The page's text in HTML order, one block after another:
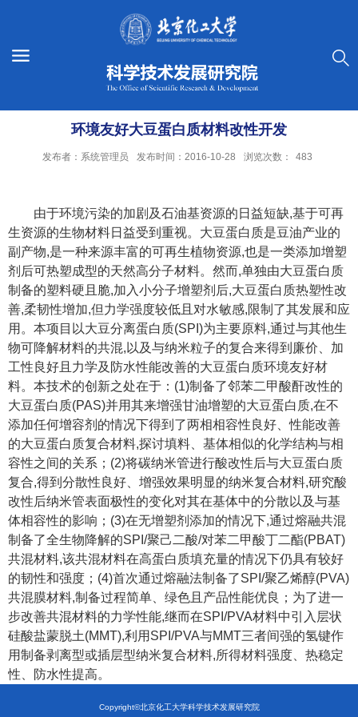
环境友好大豆蛋白质材料改性开发
发布者：系统管理员 发布时间：2016-10-28 浏览次数： 483
由于环境污染的加剧及石油基资源的日益短缺,基于可再
生资源的生物材料日益受到重视。大豆蛋白质是豆油产业的
副产物,是一种来源丰富的可再生植物资源,也是一类添加增塑
剂后可热塑成型的天然高分子材料。然而,单独由大豆蛋白质
制备的塑料硬且脆,加入小分子增塑剂后,大豆蛋白质热塑性改
善,柔韧性增加,但力学强度较低且对水敏感,限制了其发展和应
用。本项目以大豆分离蛋白质(SPI)为主要原料,通过与其他生
物可降解材料的共混, 以及与纳米粒子的复合来得到廉价、加
工性良好且力学及防水性能改善的大豆蛋白质环境友好材
料。本技术的创新之处在于： (1)制备了邻苯二甲酸酐改性的
大豆蛋白质(PAS)并用其来增强甘油增塑的大豆蛋白质,在不
添加任何增容剂的情况下得到了两相相容性良好、性能改善
的大豆蛋白质复合材料,探讨填料、基体相似的化学结构与相
容性之间的关系； (2)将碳纳米管进行酸改性后与大豆蛋白质
复合,得到分散性良好、增强效果明显的纳米复合材料,研究酸
改性后纳米管表面极性的变化对其在基体中的分散以及与基
体相容性的影响； (3)在无增塑剂添加的情况下,通过熔融共混
制备了全生物降解的SPI/聚己二酸/对苯二甲酸丁二酯(PBAT)
共混材料,该共混材料在高蛋白质填充量的情况下仍具有较好
的韧性和强度； (4)首次通过熔融法制备了SPI/聚乙烯醇(PVA)
共混膜材料,制备过程简单、绿色且产品性能优良；为了进一
步改善共混材料的力学性能,继而在SPI/PVA材料中引入层状
硅酸盐蒙脱土(MMT),利用 SPI/PVA与MMT三者间强的氢键作
用制备剥离型或插层型纳米复合材料,所得材料强度、热稳定
性、防水性提高。
Copyright©北京化工大学科学技术发展研究院